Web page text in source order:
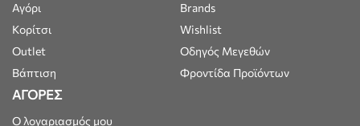
Αγόρι
Κορίτσι
Outlet
Βάπτιση
Brands
Wishlist
Οδηγός Μεγεθών
Φροντίδα Προϊόντων
ΑΓΟΡΕΣ
Ο λογαριασμός μου